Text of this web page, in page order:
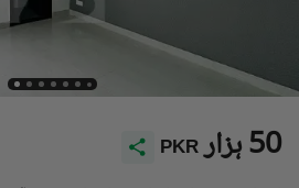
PKR 50 ہزار